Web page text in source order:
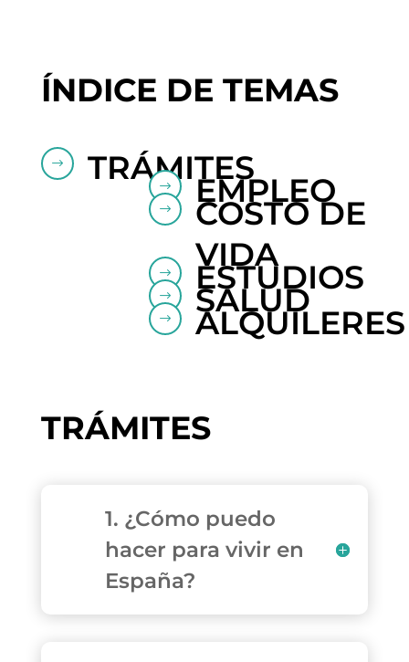
ÍNDICE DE TEMAS
$ TRÁMITES
$ EMPLEO
$
COSTO DE
VIDA
$ ESTUDIOS
$ SALUD
$ ALQUILERES
TRÁMITES
1. ¿Cómo puedo
hacer para vivir en
España?